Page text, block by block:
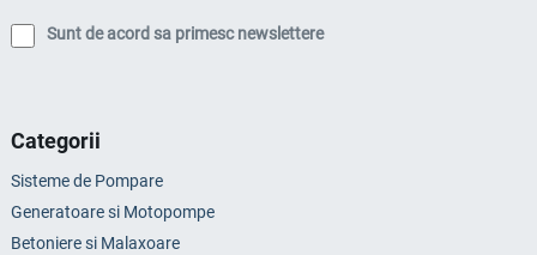
Sunt de acord sa primesc newslettere
Categorii
Sisteme de Pompare
Generatoare si Motopompe
Betoniere si Malaxoare